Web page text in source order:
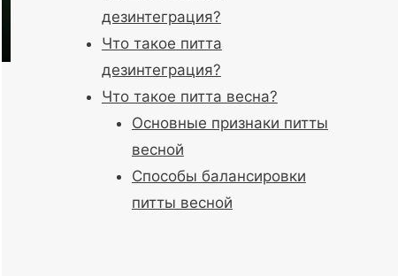
дезинтеграция?
Что такое питта
дезинтеграция?
Что такое питта весна?
Основные признаки питты
весной
Способы балансировки
питты весной